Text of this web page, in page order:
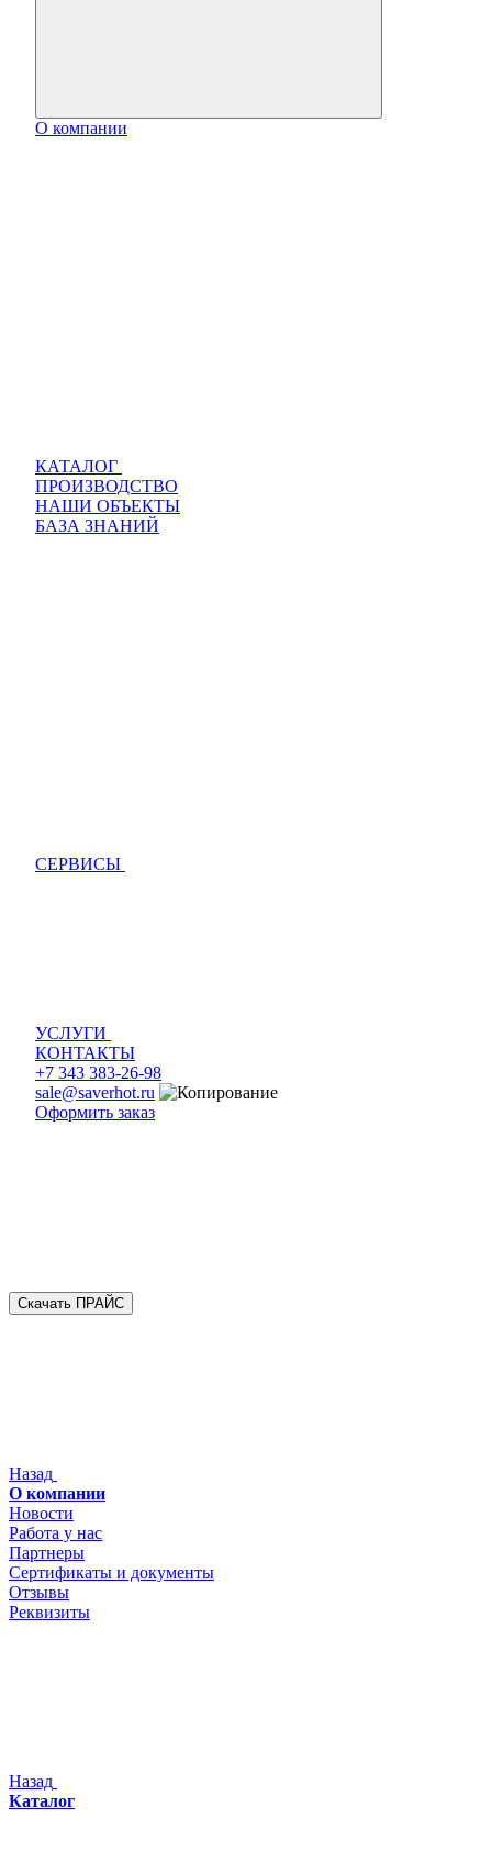
О компании
КАТАЛОГ
ПРОИЗВОДСТВО
НАШИ ОБЪЕКТЫ
БАЗА ЗНАНИЙ
СЕРВИСЫ
УСЛУГИ
КОНТАКТЫ
+7 343 383-26-98
sale@saverhot.ru
Оформить заказ
Скачать ПРАЙС
Назад
О компании
Новости
Работа у нас
Партнеры
Сертификаты и документы
Отзывы
Реквизиты
Назад
Каталог